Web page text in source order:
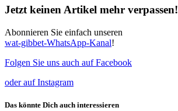
Jetzt keinen Artikel mehr verpassen!
Abonnieren Sie einfach unseren
wat-gibbet-WhatsApp-Kanal!
Folgen Sie uns auch auf Facebook
oder auf Instagram
Das könnte Dich auch interessieren